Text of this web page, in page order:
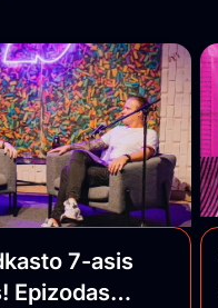
7-asis
Epizodas